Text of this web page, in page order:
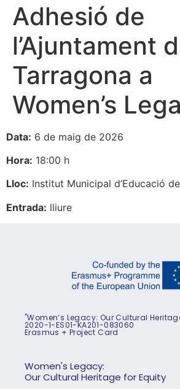
Adhesió de
l’Ajuntament
Tarragona a
Women’s
Data: 6 de maig de 2026
Hora: 18:00 h
Lloc: Institut Municipal d’Educació
Entrada: lliure
"Women’s Legacy: Our Cultural
2020-1-ES01-KA201-083060
Erasmus + Project Card
Women's Legacy:
Our Cultural Heritage for Equity